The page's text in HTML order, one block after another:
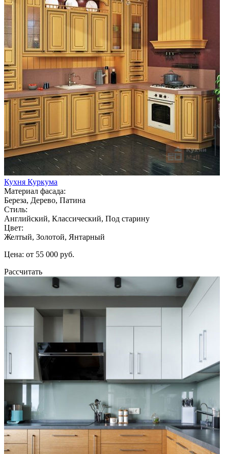
Кухня Куркума
Материал фасада:
Береза, Дерево, Патина
Стиль:
Английский, Классический, Под старину
Цвет:
Желтый, Золотой, Янтарный
Цена: от 55 000 руб.
Рассчитать